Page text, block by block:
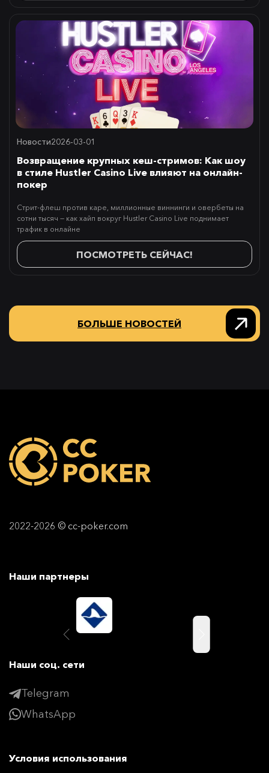
Новости2026-03-01
Возвращение крупных кеш-стримов: Как шоу
в стиле Hustler Casino Live влияют на онлайн-
покер
Стрит-флеш против каре, миллионные виннинги и овербеты на
сотни тысяч — как хайп вокруг Hustler Casino Live поднимает
трафик в онлайне
ПОСМОТРЕТЬ СЕЙЧАС!
БОЛЬШЕ НОВОСТЕЙ
2022-2026 © cc-poker.com
Наши партнеры
Наши соц. сети
Telegram
WhatsApp
Условия использования